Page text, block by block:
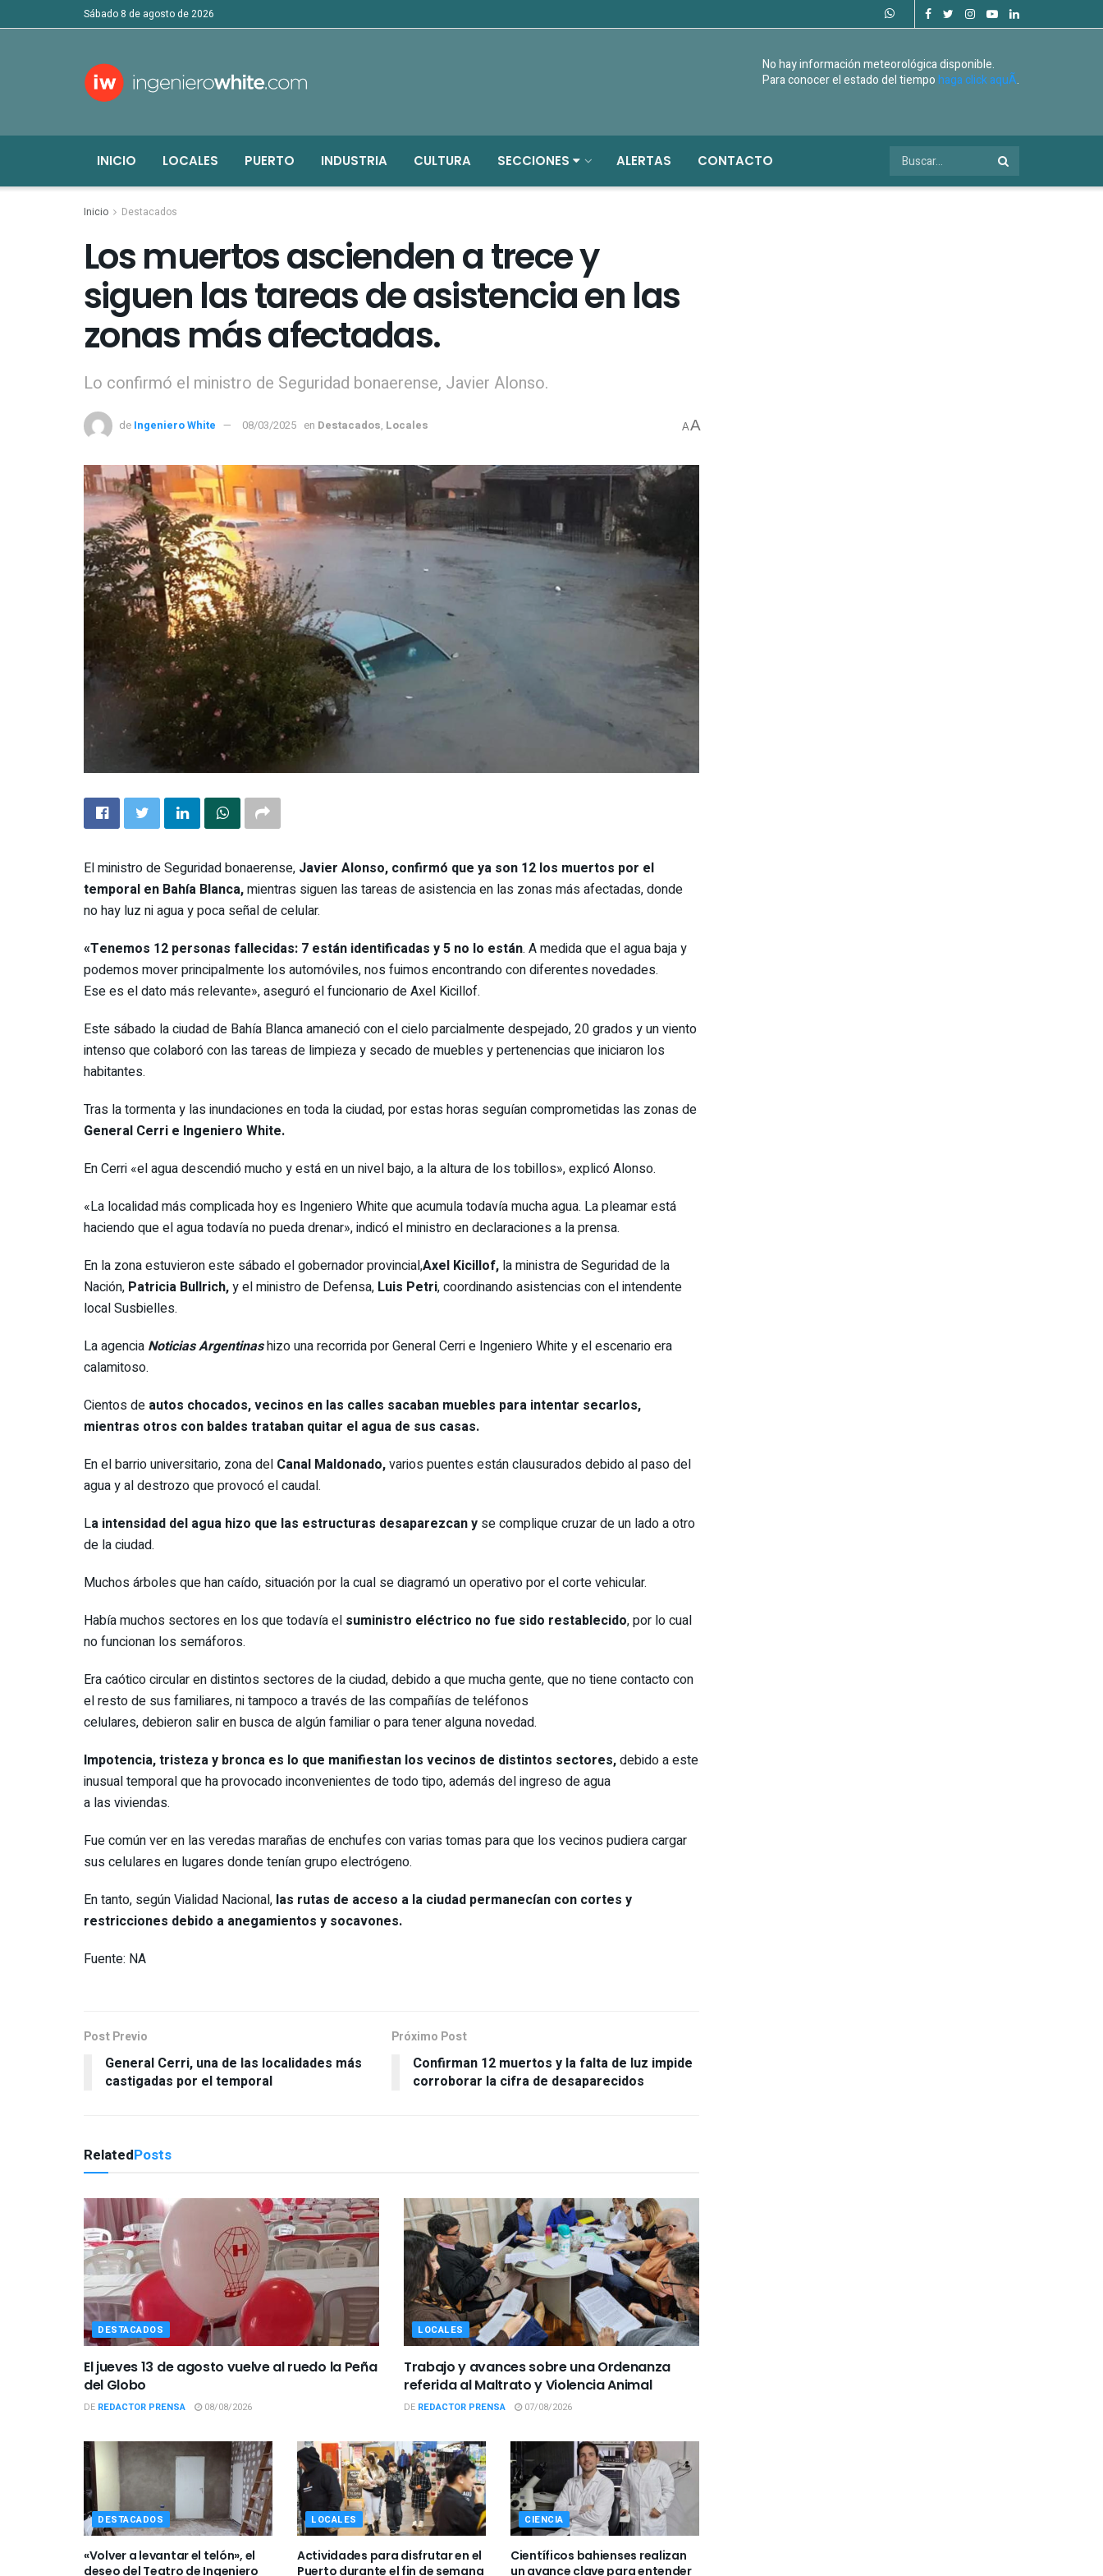
sábado 8 de agosto de 2026
No hay información meteorológica disponible.
Para conocer el estado del tiempohaga click aquÃ­.
INICIO LOCALES PUERTO INDUSTRIA CULTURA SECCIONES ALERTAS CONTACTO
Inicio Destacados
Los muertos ascienden a trece y
siguen las tareas de asistencia en las
zonas más afectadas.
Lo confirmó el ministro de Seguridad bonaerense, Javier Alonso.
de Ingeniero White 08/03/2025 en Destacados, Locales AA
El ministro de Seguridad bonaerense, Javier Alonso, confirmó que ya son 12 los muertos por el
temporal en Bahía Blanca,mientras siguen las tareas de asistencia en las zonas más afectadas, donde
no hay luz ni agua y poca señal de celular.
«Tenemos 12 personas fallecidas: 7 están identificadas y 5 no lo están. A medida que el agua baja y
podemos mover principalmente los automóviles, nos fuimos encontrando con diferentes novedades.
Ese es el dato más relevante», aseguró el funcionario de Axel Kicillof.
Este sábado la ciudad de Bahía Blanca amaneció con el cielo parcialmente despejado, 20 grados y un viento
intenso que colaboró con las tareas de limpieza y secado de muebles y pertenencias que iniciaron los
habitantes.
Tras la tormenta y las inundaciones en toda la ciudad, por estas horas seguían comprometidas las zonas de
General Cerri e Ingeniero White.
En Cerri «el agua descendió mucho y está en un nivel bajo, a la altura de los tobillos», explicó Alonso.
«La localidad más complicada hoy es Ingeniero White que acumula todavía mucha agua. La pleamar está
haciendo que el agua todavía no pueda drenar», indicó el ministro en declaraciones a la prensa.
En la zona estuvieron este sábado el gobernador provincial,Axel Kicillof, la ministra de Seguridad de la
Nación, Patricia Bullrich,y el ministro de Defensa, Luis Petri, coordinando asistencias con el intendente
local Susbielles.
La agencia Noticias Argentinashizo una recorrida por General Cerri e Ingeniero White y el escenario era
calamitoso.
Cientos de autos chocados, vecinos en las calles sacaban muebles para intentar secarlos,
mientras otros con baldes trataban quitar el agua de sus casas.
En el barrio universitario, zona del Canal Maldonado,varios puentes están clausurados debido al paso del
agua y al destrozo que provocó el caudal.
La intensidad del agua hizo que las estructuras desaparezcan y se complique cruzar de un lado a otro
de la ciudad.
Muchos árboles que han caído, situación por la cual se diagramó un operativo por el corte vehicular.
Había muchos sectores en los que todavía el suministro eléctrico no fue sido restablecido, por lo cual
no funcionan los semáforos.
Era caótico circular en distintos sectores de la ciudad, debido a que mucha gente, que no tiene contacto con
el resto de sus familiares, ni tampoco a través de las compañías de teléfonos
celulares, debieron salir en busca de algún familiar o para tener alguna novedad.
Impotencia, tristeza y bronca es lo que manifiestan los vecinos de distintos sectores,debido a este
inusual temporal que ha provocado inconvenientes de todo tipo, además del ingreso de agua
a las viviendas.
Fue común ver en las veredas marañas de enchufes con varias tomas para que los vecinos pudiera cargar
sus celulares en lugares donde tenían grupo electrógeno.
En tanto, según Vialidad Nacional, las rutas de acceso a la ciudad permanecían con cortes y
restricciones debido a anegamientos y socavones.
Fuente: NA
Post Previo
General Cerri, una de las localidades más
castigadas por el temporal
Próximo Post
Confirman 12 muertos y la falta de luz impide
corroborar la cifra de desaparecidos
RelatedPosts
DESTACADOS
El jueves 13 de agosto vuelve al ruedo la Peña
del Globo
DE REDACTOR PRENSA 08/08/2026
LOCALES
Trabajo y avances sobre una Ordenanza
referida al Maltrato y Violencia Animal
DE REDACTOR PRENSA 07/08/2026
DESTACADOS
«Volver a levantar el telón», el
deseo del Teatro de Ingeniero
LOCALES
Actividades para disfrutar en el
Puerto durante el fin de semana
CIENCIA
Científicos bahienses realizan
un avance clave para entender